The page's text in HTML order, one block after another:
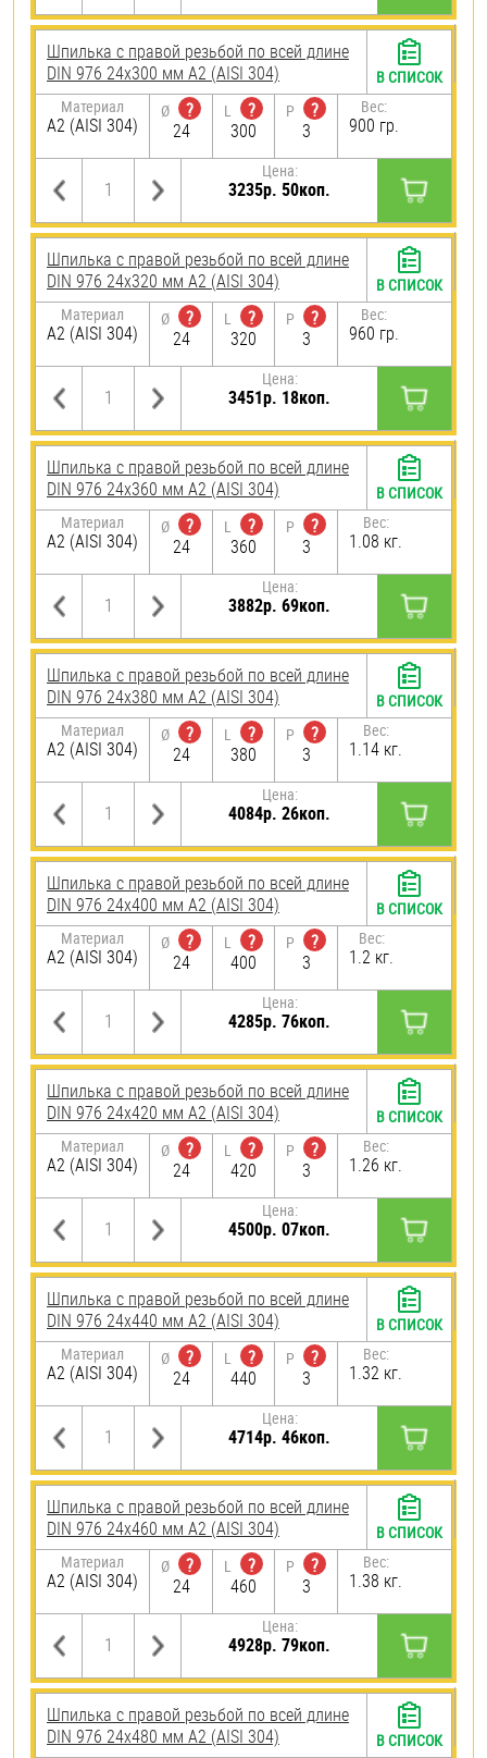
Шпилька с правой резьбой по всей длине
DIN 976 24х300 мм А2 (AISI 304)
Материал
А2 (AISI 304)
Ø
?
24
L
?
300
P
?
3
Вес:
900 гр.
Цена:
3235р. 50коп.
В СПИСОК
Шпилька с правой резьбой по всей длине
DIN 976 24х320 мм А2 (AISI 304)
Материал
А2 (AISI 304)
Ø
?
24
L
?
320
P
?
3
Вес:
960 гр.
Цена:
3451р. 18коп.
В СПИСОК
Шпилька с правой резьбой по всей длине
DIN 976 24х360 мм А2 (AISI 304)
Материал
А2 (AISI 304)
Ø
?
24
L
?
360
P
?
3
Вес:
1.08 кг.
Цена:
3882р. 69коп.
В СПИСОК
Шпилька с правой резьбой по всей длине
DIN 976 24х380 мм А2 (AISI 304)
Материал
А2 (AISI 304)
Ø
?
24
L
?
380
P
?
3
Вес:
1.14 кг.
Цена:
4084р. 26коп.
В СПИСОК
Шпилька с правой резьбой по всей длине
DIN 976 24х400 мм А2 (AISI 304)
Материал
А2 (AISI 304)
Ø
?
24
L
?
400
P
?
3
Вес:
1.2 кг.
Цена:
4285р. 76коп.
В СПИСОК
Шпилька с правой резьбой по всей длине
DIN 976 24х420 мм А2 (AISI 304)
Материал
А2 (AISI 304)
Ø
?
24
L
?
420
P
?
3
Вес:
1.26 кг.
Цена:
4500р. 07коп.
В СПИСОК
Шпилька с правой резьбой по всей длине
DIN 976 24х440 мм А2 (AISI 304)
Материал
А2 (AISI 304)
Ø
?
24
L
?
440
P
?
3
Вес:
1.32 кг.
Цена:
4714р. 46коп.
В СПИСОК
Шпилька с правой резьбой по всей длине
DIN 976 24х460 мм А2 (AISI 304)
Материал
А2 (AISI 304)
Ø
?
24
L
?
460
P
?
3
Вес:
1.38 кг.
Цена:
4928р. 79коп.
В СПИСОК
Шпилька с правой резьбой по всей длине
DIN 976 24х480 мм А2 (AISI 304)
В СПИСОК